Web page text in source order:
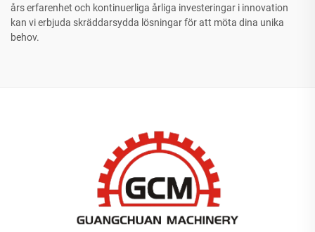
års erfarenhet och kontinuerliga årliga investeringar i innovation
kan vi erbjuda skräddarsydda lösningar för att möta dina unika
behov.